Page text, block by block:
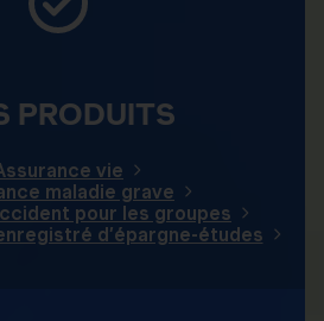
PRODUITS
vie
maladie grave
pour les groupes
d’épargne-études